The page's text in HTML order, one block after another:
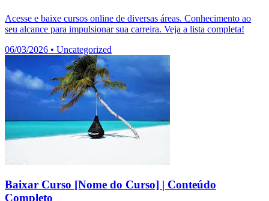
Acesse e baixe cursos online de diversas áreas. Conhecimento ao
seu alcance para impulsionar sua carreira. Veja a lista completa!
06/03/2026 • Uncategorized
Baixar Curso [Nome do Curso] | Conteúdo
Completo